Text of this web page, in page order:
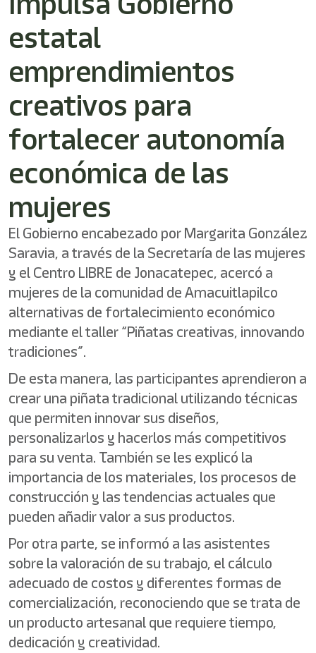
estatal
emprendimientos
creativos para
fortalecer autonomía
económica de las
mujeres
El Gobierno encabezado por Margarita González
Saravia, a través de la Secretaría de las mujeres
y el Centro LIBRE de Jonacatepec, acercó a
mujeres de la comunidad de Amacuitlapilco
alternativas de fortalecimiento económico
mediante el taller “Piñatas creativas, innovando
tradiciones”.
De esta manera, las participantes aprendieron a
crear una piñata tradicional utilizando técnicas
que permiten innovar sus diseños,
personalizarlos y hacerlos más competitivos
para su venta. También se les explicó la
importancia de los materiales, los procesos de
construcción y las tendencias actuales que
pueden añadir valor a sus productos.
Por otra parte, se informó a las asistentes
sobre la valoración de su trabajo, el cálculo
adecuado de costos y diferentes formas de
comercialización, reconociendo que se trata de
un producto artesanal que requiere tiempo,
dedicación y creatividad.